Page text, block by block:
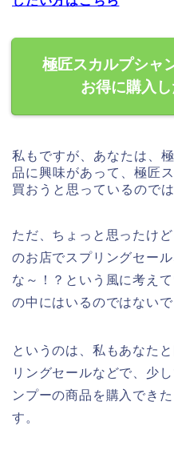
極匠スカルプシャ
お得に購入
私もですが、あなたは、
品に興味があって、極匠
買おうと思っているので
ただ、ちょっと思ったけ
のお店でスプリングセー
な～！？という風に考え
の中にはいるのではないで
というのは、私もあなた
リングセールなどで、少
ンプーの商品を購入でき
す。